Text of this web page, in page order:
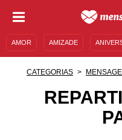
AMOR AMIZADE
CATEGORIAS